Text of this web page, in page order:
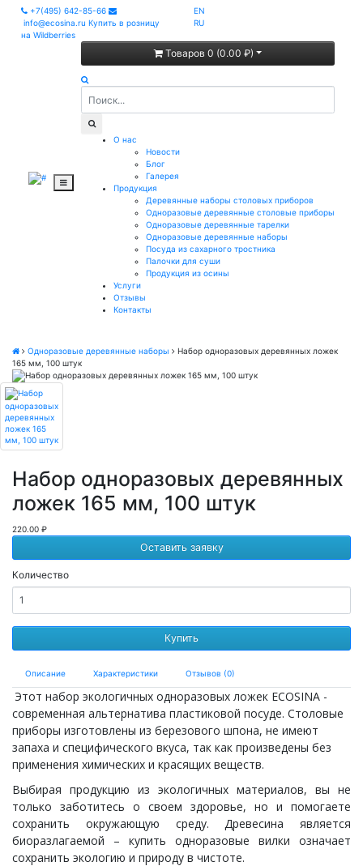
+7(495) 642-85-66
info@ecosina.ru Купить в розницу
на Wildberries
EN
RU
Товаров 0 (0.00 ₽)
О нас
Новости
Блог
Галерея
Продукция
Деревянные наборы столовых приборов
Одноразовые деревянные столовые приборы
Одноразовые деревянные тарелки
Одноразовые деревянные наборы
Посуда из сахарного тростника
Палочки для суши
Продукция из осины
Услуги
Отзывы
Контакты
Одноразовые деревянные наборы
Набор одноразовых деревянных ложек
165 мм, 100 штук
Набор одноразовых деревянных
ложек 165 мм, 100 штук
220.00 ₽
Оставить заявку
Количество
Купить
Описание Характеристики Отзывов (0)
Этот набор экологичных одноразовых ложек ECOSINA -
современная альтернатива пластиковой посуде. Столовые
приборы изготовлены из березового шпона, не имеют
запаха и специфического вкуса, так как произведены без
применения химических и красящих веществ.
Выбирая продукцию из экологичных материалов, вы не
только заботитесь о своем здоровье, но и помогаете
сохранить окружающую среду.
Древесина является
биоразлагаемой – купить одноразовые вилки означает
сохранить экологию и природу в чистоте.